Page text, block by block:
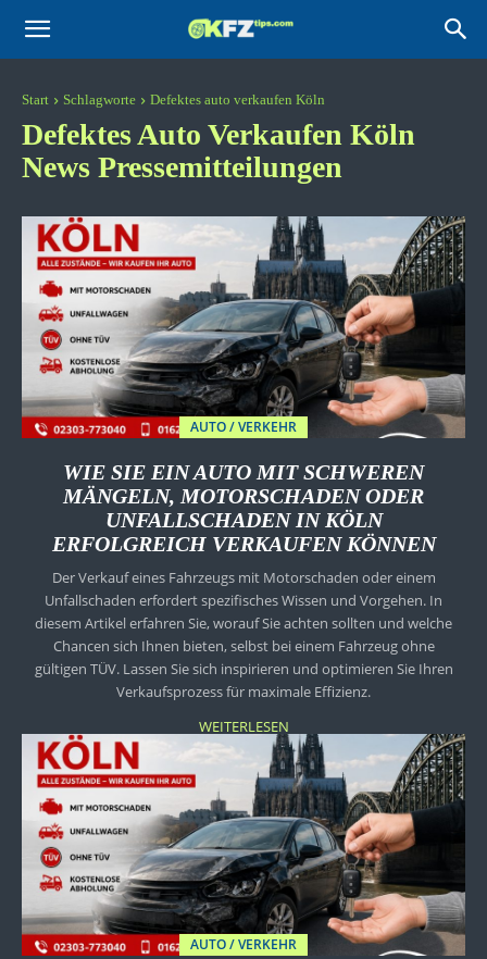
KFZtips.com
Start Schlagworte Defektes auto verkaufen Köln
Defektes Auto Verkaufen Köln
News Pressemitteilungen
AUTO / VERKEHR
WIE SIE EIN AUTO MIT SCHWEREN
MÄNGELN, MOTORSCHADEN ODER
UNFALLSCHADEN IN KÖLN
ERFOLGREICH VERKAUFEN KÖNNEN
Der Verkauf eines Fahrzeugs mit Motorschaden oder einem
Unfallschaden erfordert spezifisches Wissen und Vorgehen. In
diesem Artikel erfahren Sie, worauf Sie achten sollten und welche
Chancen sich Ihnen bieten, selbst bei einem Fahrzeug ohne
gültigen TÜV. Lassen Sie sich inspirieren und optimieren Sie Ihren
Verkaufsprozess für maximale Effizienz.
WEITERLESEN
AUTO / VERKEHR